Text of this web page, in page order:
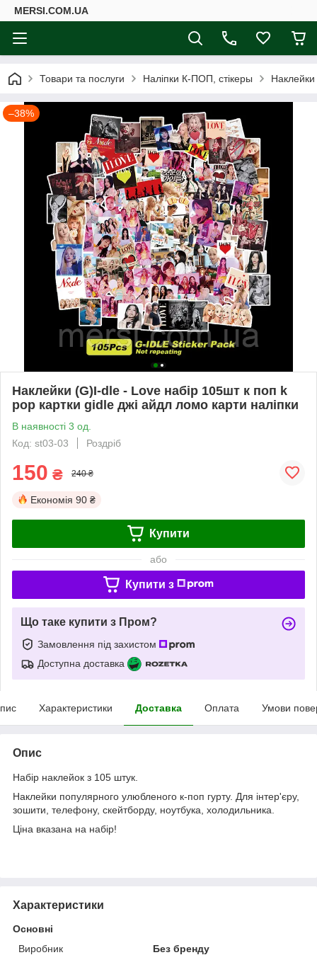
MERSI.COM.UA
Товари та послуги Наліпки К-ПОП, стікеры
–38%
Наклейки (G)I-dle - Love набір 105шт к поп k
pop картки gidle джі айдл ломо карти наліпки
В наявності 3 од.
Код: st03-03
Роздріб
150 ₴ 240 ₴
Економія 90 ₴
Купити
або
Купити з
Що таке купити з Пром?
Замовлення під захистом
Доступна доставка
Характеристики Доставка Оплата Умови
Опис
Набір наклейок з 105 штук.
Наклейки популярного улюбленого к-поп гурту. Для інтер'єру,
зошити, телефону, скейтборду, ноутбука, холодильника.
Ціна вказана на набір!
Характеристики
Основні
Виробник
Без бренду